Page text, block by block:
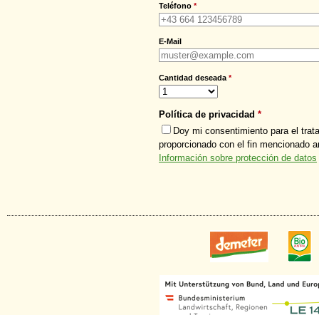
Teléfono *
E-Mail
Cantidad deseada *
Política de privacidad *
Doy mi consentimiento para el
proporcionado con el fin mencionado
Información sobre protección de datos